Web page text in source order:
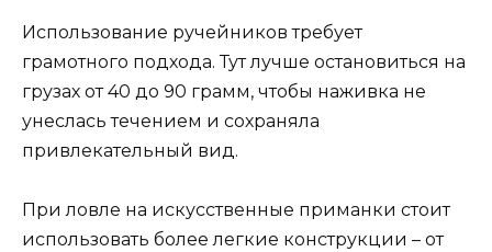
Использование ручейников требует
грамотного подхода. Тут лучше остановиться на
грузах от 40 до 90 грамм, чтобы наживка не
унеслась течением и сохраняла
привлекательный вид.
При ловле на искусственные приманки стоит
использовать более легкие конструкции – от